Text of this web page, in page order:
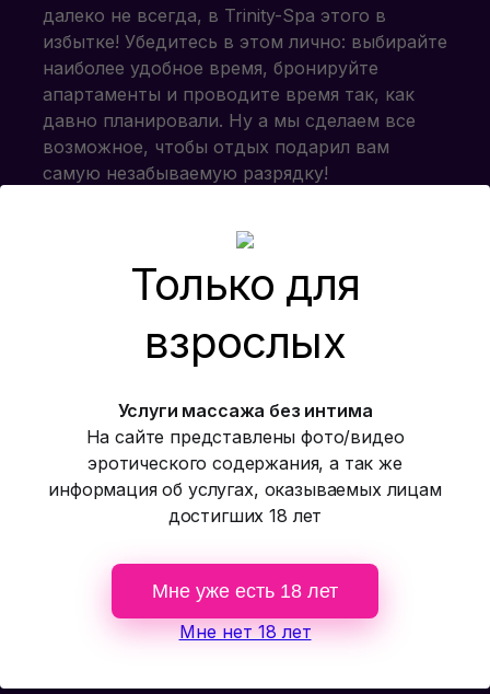
далеко не всегда, в Trinity-Spa этого в
избытке! Убедитесь в этом лично: выбирайте
наиболее удобное время, бронируйте
апартаменты и проводите время так, как
давно планировали. Ну а мы сделаем все
возможное, чтобы отдых подарил вам
самую незабываемую разрядку!
Наши программы
Только для
взрослых
Услуги массажа без интима
На сайте представлены фото/видео
эротического содержания, а так же
информация об услугах, оказываемых лицам
достигших 18 лет
Мне уже есть 18 лет
Мне нет 18 лет